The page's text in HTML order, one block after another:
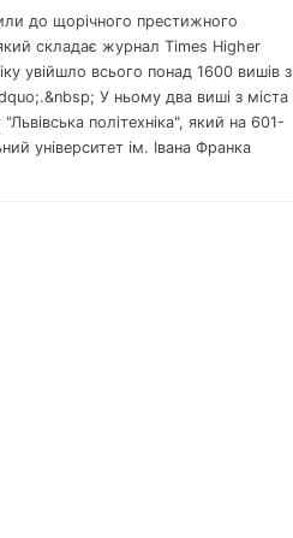
до щорічного престижного
який складає журнал Times Higher
увійшло всього понад 1600 вишів з
У ньому два виші з міста
політехніка", який на 601-
університет ім. Івана Франка